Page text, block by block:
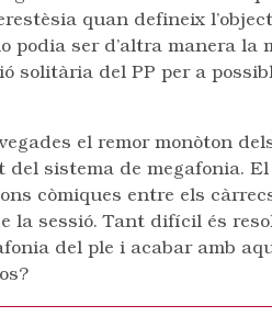
quan defineix
podia ser d’altra manera la
solitària del PP per a
el remor monòton
del sistema de megafonia. El
còmiques entre els
la sessió. Tant difícil és
del ple i acabar amb